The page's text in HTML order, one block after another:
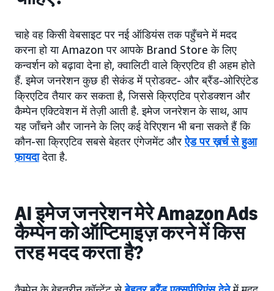
चाहे वह किसी वेबसाइट पर नई ऑडियंस तक पहुँचने में मदद
करना हो या Amazon पर आपके Brand Store के लिए
कन्वर्शन को बढ़ावा देना हो, क्वालिटी वाले क्रिएटिव ही अहम होते
हैं. इमेज जनरेशन कुछ ही सेकंड में प्रोडक्ट- और ब्रैंड-ओरिएंटेड
क्रिएटिव तैयार कर सकता है, जिससे क्रिएटिव प्रोडक्शन और
कैम्पेन एक्टिवेशन में तेज़ी आती है. इमेज जनरेशन के साथ, आप
यह जाँचने और जानने के लिए कई वेरिएशन भी बना सकते हैं कि
कौन-सा क्रिएटिव सबसे बेहतर एंगेजमेंट औरऐड पर ख़र्च से हुआ
फ़ायदादेता है.
AI इमेज जनरेशन मेरे Amazon Ads
कैम्पेन को ऑप्टिमाइज़ करने में किस
तरह मदद करता है?